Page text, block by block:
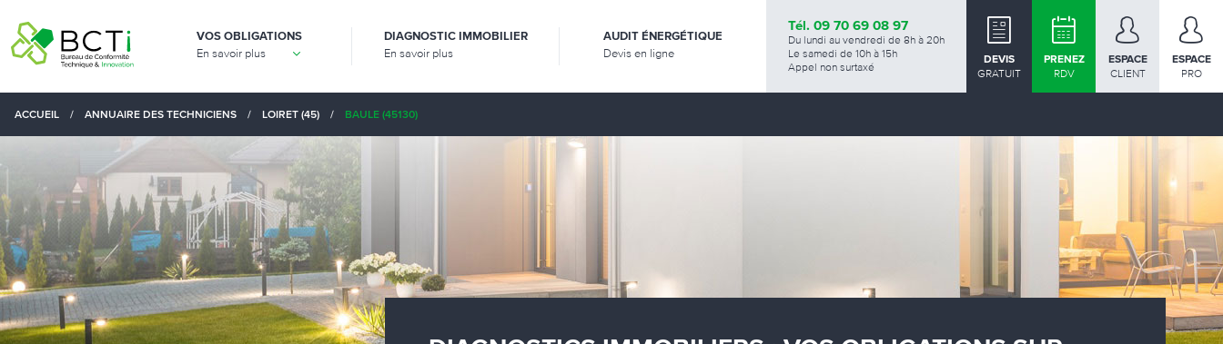
VOS OBLIGATIONS
En savoir plus
DIAGNOSTIC IMMOBILIER
En savoir plus
AUDIT ÉNERGÉTIQUE
Devis en ligne
Tél. 09 70 69 08 97
Du lundi au vendredi de 8h à 20h
Le samedi de 10h à 15h
Appel non surtaxé
DEVIS
GRATUIT
PRENEZ
RDV
ESPACE
CLIENT
ESPACE
PRO
ACCUEIL / ANNUAIRE DES TECHNICIENS / LOIRET (45) / BAULE (45130)